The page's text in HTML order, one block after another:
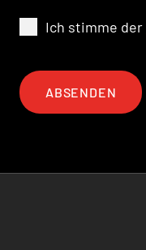
Ich stimme der
ABSENDEN